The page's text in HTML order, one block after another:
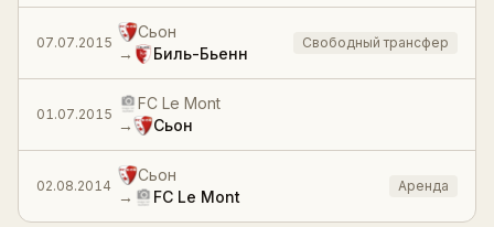
07.07.2015
Сьон
→
Биль-Бьенн
Свободный трансфер
01.07.2015
FC Le Mont
→
Сьон
02.08.2014
Сьон
→
FC Le Mont
Аренда